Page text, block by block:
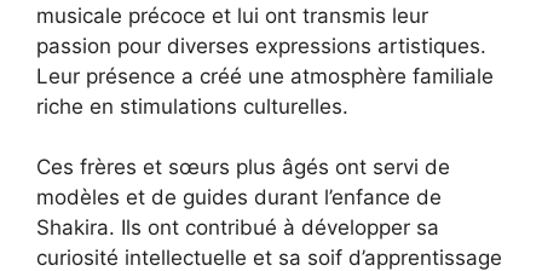
musicale précoce et lui ont transmis leur
passion pour diverses expressions artistiques.
Leur présence a créé une atmosphère familiale
riche en stimulations culturelles.
Ces frères et sœurs plus âgés ont servi de
modèles et de guides durant l’enfance de
Shakira. Ils ont contribué à développer sa
curiosité intellectuelle et sa soif d’apprentissage